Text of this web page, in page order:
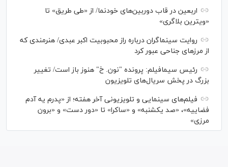
اربعین در قاب دوربین‌های خودنما/ از «طی طریق» تا
«ویترین بلاگری»
روایت سینماگران درباره راز محبوبیت اکبر عبدی/ هنرمندی که
از مرزهای جناحی عبور کرد
رئیس سیمافیلم: پرونده "نون. خ" هنوز باز است/ تغییر
بزرگ در پخش سریال‌های تلویزیون
فیلم‌های سینمایی و تلویزیونی آخر هفته؛ از «پدرم یه آدم
فضاییه»، «صد یکشنبه» و «ساکرا» تا «دور دست» و «برون
مرزی»